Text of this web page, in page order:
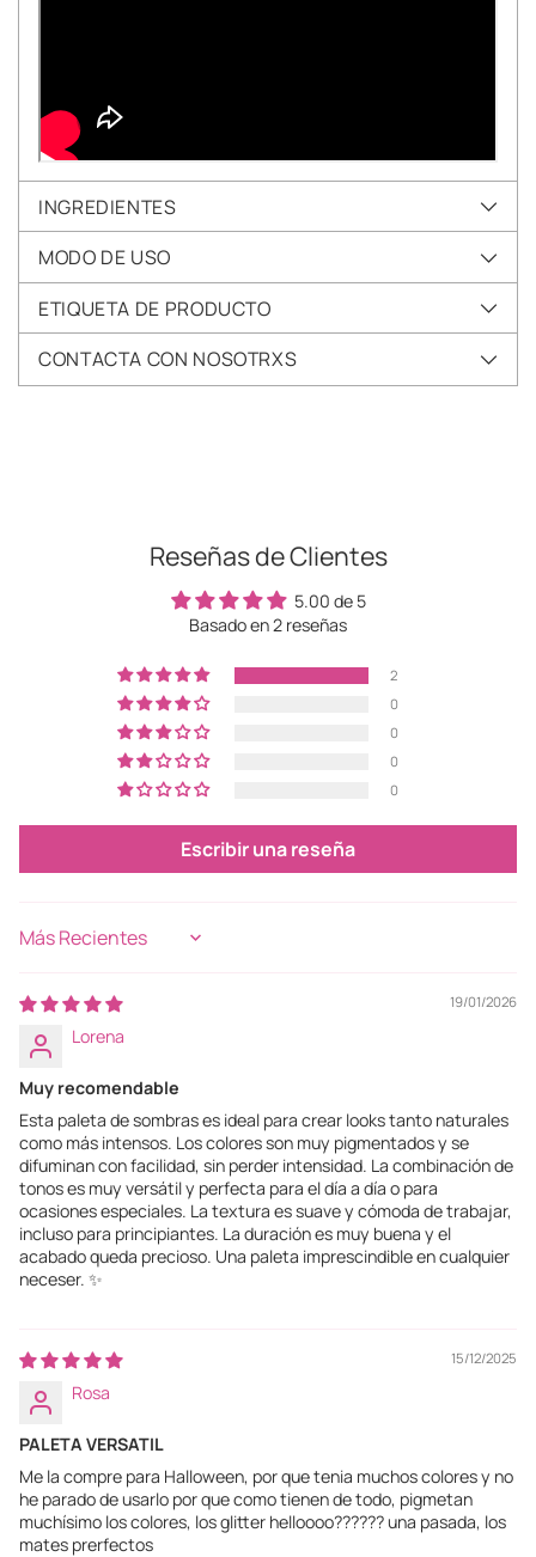
INGREDIENTES
MODO DE USO
ETIQUETA DE PRODUCTO
CONTACTA CON NOSOTRXS
Reseñas de Clientes
5.00 de 5
Basado en 2 reseñas
2
0
0
0
0
Escribir una reseña
Sort by
19/01/2026
Lorena
Muy recomendable
Esta paleta de sombras es ideal para crear looks tanto naturales
como más intensos. Los colores son muy pigmentados y se
difuminan con facilidad, sin perder intensidad. La combinación de
tonos es muy versátil y perfecta para el día a día o para
ocasiones especiales. La textura es suave y cómoda de trabajar,
incluso para principiantes. La duración es muy buena y el
acabado queda precioso. Una paleta imprescindible en cualquier
neceser. ✨
15/12/2025
Rosa
PALETA VERSATIL
Me la compre para Halloween, por que tenia muchos colores y no
he parado de usarlo por que como tienen de todo, pigmetan
muchísimo los colores, los glitter helloooo?????? una pasada, los
mates prerfectos